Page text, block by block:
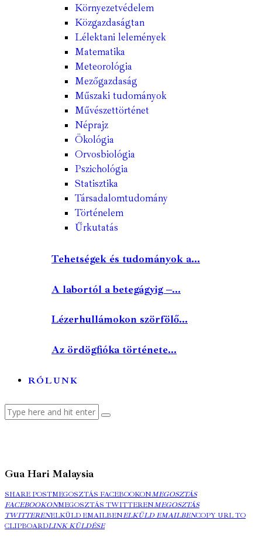
Környezetvédelem
Közgazdaságtan
Lélektani lelemények
Matematika
Meteorológia
Mezőgazdaság
Műszaki tudományok
Művészettörténet
Néprajz
Ökológia
Orvosbiológia
Pszichológia
Statisztika
Társadalomtudomány
Történelem
Űrkutatás
Tehetségek és tudományok a...
A labortól a betegágyig –...
Lézerhullámokon szörfölő...
Az ördögfióka története...
RÓLUNK
Gua Hari Malaysia
SHARE POSTMEGOSZTÁS FACEBOOKONMEGOSZTÁS
FACEBOOKONMEGOSZTÁS TWITTERENMEGOSZTÁS
TWITTERENELKÜLD EMAILBENELKÜLD EMAILBENCOPY URL TO
CLIPBOARDLINK KÜLDÉSE